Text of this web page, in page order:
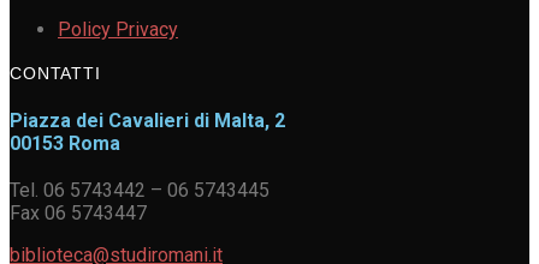
Policy Privacy
CONTATTI
Piazza dei Cavalieri di Malta, 2
00153 Roma
Tel. 06 5743442 – 06 5743445
Fax 06 5743447
biblioteca@studiromani.it